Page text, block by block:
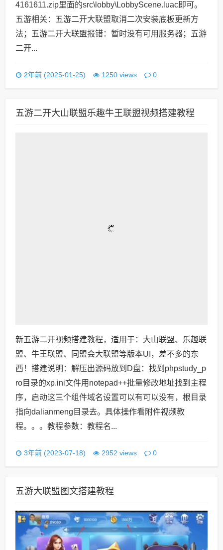
4161611.zip里面的src\lobby\LobbyScene.luac即可。
五游相关：五游二开大联盟取消二次安装底板更新方
法；五游二开大联盟报错：暂时没有可用服务器；五游
二开...
2年前 (2025-01-25) 1250 views 0
五游二开大山联盟乐趣牛王联盟视频搭建教程
新五游二开视频搭建教程，适用于：大山联盟、乐趣联
盟、牛王联盟、同盟会大联盟等版本UI，差不多的东
西！搭建说明：解压出源码放到D盘：找到phpstudy_p
ro目录的xp.ini文件用notepad++批量修改地址找到主程
序，启动这三个组件域名设置可以有可以没有，根目录
指向dalianmeng目录去。具体操作看附件视频教
程。。。教程参数：教程名...
3年前 (2023-07-18) 2952 views 0
五游大联盟图文搭建教程